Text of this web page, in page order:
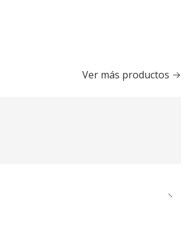
Ver más productos